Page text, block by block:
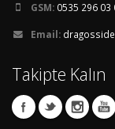
GSM: 0535 296 03
Email:
Takipte Kalın